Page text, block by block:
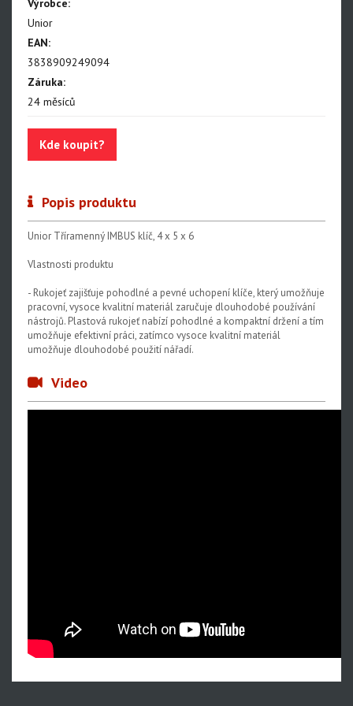
Centrovací stolice
Montážní stojany
Dílenské vybavení
Výrobce:
Unior
EAN:
3838909249094
Záruka:
24 měsíců
Kde koupit?
Popis produktu
Unior Tříramenný IMBUS klíč, 4 x 5 x 6
Vlastnosti produktu
- Rukojeť zajišťuje pohodlné a pevné uchopení klíče, který umožňuje
pracovní, vysoce kvalitní materiál zaručuje dlouhodobé používání
nástrojů. Plastová rukojeť nabízí pohodlné a kompaktní držení a tím
umožňuje efektivní práci, zatímco vysoce kvalitní materiál
umožňuje dlouhodobé použití nářadí.
Video